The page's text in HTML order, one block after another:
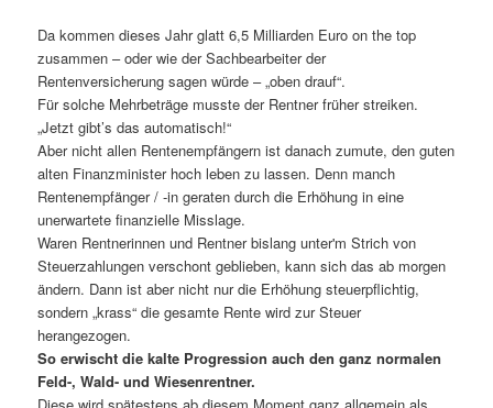
Da kommen dieses Jahr glatt 6,5 Milliarden Euro on the top
zusammen – oder wie der Sachbearbeiter der
Rentenversicherung sagen würde – „oben drauf“.
Für solche Mehrbeträge musste der Rentner früher streiken.
„Jetzt gibt’s das automatisch!“
Aber nicht allen Rentenempfängern ist danach zumute, den guten
alten Finanzminister hoch leben zu lassen. Denn manch
Rentenempfänger / -in geraten durch die Erhöhung in eine
unerwartete finanzielle Misslage.
Waren Rentnerinnen und Rentner bislang unter'm Strich von
Steuerzahlungen verschont geblieben, kann sich das ab morgen
ändern. Dann ist aber nicht nur die Erhöhung steuerpflichtig,
sondern „krass“ die gesamte Rente wird zur Steuer
herangezogen.
So erwischt die kalte Progression auch den ganz normalen
Feld-, Wald- und Wiesenrentner.
Diese wird spätestens ab diesem Moment ganz allgemein als